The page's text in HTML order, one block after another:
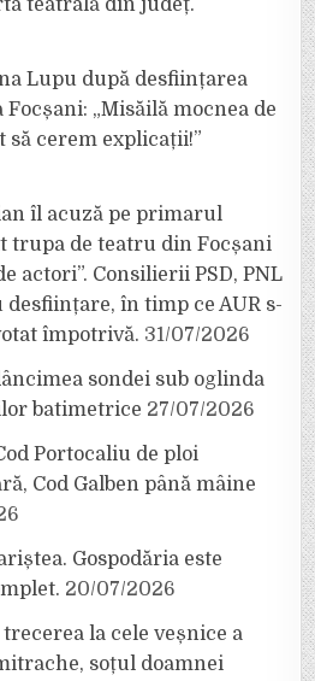
teatrală din județ.
Lupu după desființarea
„Misăilă mocnea de
cerem explicații!”
îl acuză pe primarul
trupa de teatru din Focșani
actori”. Consilierii PSD, PNL
în timp ce AUR s-
împotrivă. 31/07/2026
sondei sub oglinda
batimetrice 27/07/2026
Portocaliu de ploi
Cod Galben până mâine
Gospodăria este
20/07/2026
la cele veșnice a
soțul doamnei